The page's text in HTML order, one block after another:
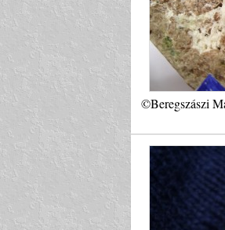
©Beregszászi